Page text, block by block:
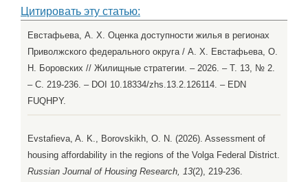
Цитировать эту статью:
Евстафьева, А. Х. Оценка доступности жилья в регионах
Приволжского федерального округа / А. Х. Евстафьева, О.
Н. Боровских // Жилищные стратегии. – 2026. – Т. 13, № 2.
– С. 219-236. – DOI 10.18334/zhs.13.2.126114. – EDN
FUQHPY.
Evstafieva, A. K., Borovskikh, O. N. (2026). Assessment of
housing affordability in the regions of the Volga Federal District.
Russian Journal of Housing Research, 13(2), 219-236.